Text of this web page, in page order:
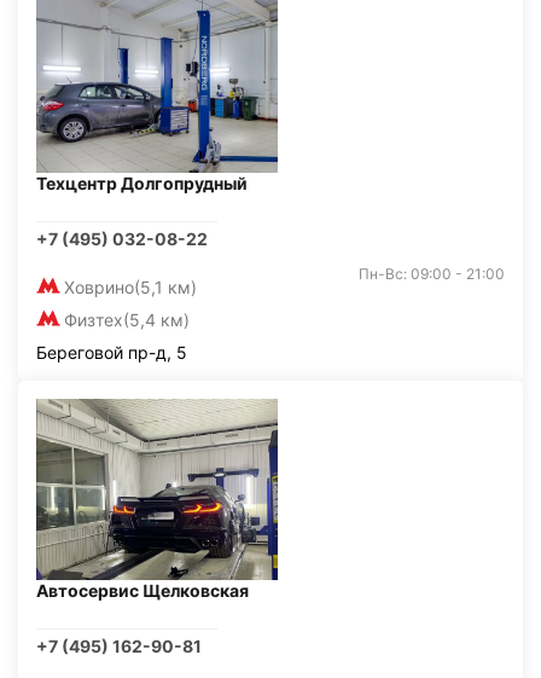
Техцентр Долгопрудный
+7 (495) 032-08-22
Ховрино(5,1 км)
Физтех(5,4 км)
Пн-Вс: 09:00 - 21:00
Береговой пр-д, 5
Автосервис Щелковская
+7 (495) 162-90-81